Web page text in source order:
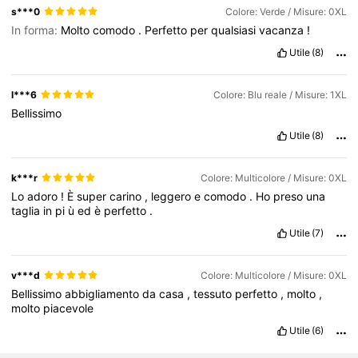
4.73 651K Follower
s***0 Colore: Verde / Misure: 0XL
In forma: Moltocomodo . Perfetto perqualsiasivacanza !
Utile (8)
l***6 Colore: Blu reale / Misure: 1XL
Bellissimo
Utile (8)
k***r Colore: Multicolore / Misure: 0XL
Loadoro ! Èsupercarino , leggeroecomodo . Ho preso una
taglia in pi ùedè perfetto .
Utile (7)
v***d Colore: Multicolore / Misure: 0XL
Bellissimoabbigliamentodacasa ,tessuto perfetto , molto ,
molto piacevole
Utile (6)